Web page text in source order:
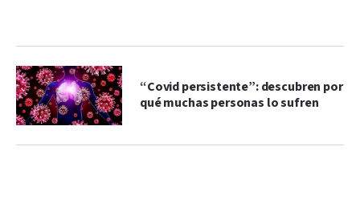
“Covid persistente”: descubren por
qué muchas personas lo sufren